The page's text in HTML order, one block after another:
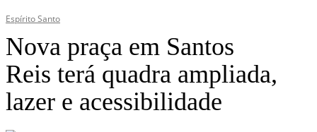
Espírito Santo
Nova praça em Santos
Reis terá quadra ampliada,
lazer e acessibilidade